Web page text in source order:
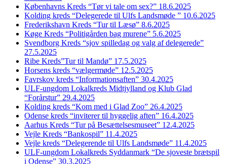
Københavns Kreds “Tør vi tale om sex?” 18.6.2025
Kolding kreds “Delegerede til Ulfs Landsmøde ” 10.6.2025
Frederikshavn Kreds “Tur til Læsø” 8.6.2025
Køge Kreds “Politigården bag murene” 5.6.2025
Svendborg Kreds “sjov spilledag og valg af delegerede”
27.5.2025
Ribe Kreds”Tur til Mandø” 17.5.2025
Horsens kreds “vælgermøde” 12.5.2025
Favrskov kreds “Informationsaften” 30.4.2025
ULF-ungdom Lokalkreds Midtjylland og Klub Glad
“Forårstur” 29.4.2025
Kolding kreds “Kom med i Glad Zoo” 26.4.2025
Odense kreds “inviterer til hyggelig aften” 16.4.2025
Aarhus Kreds “Tur på Besættelsesmuseet” 12.4.2025
Vejle Kreds “Bankospil” 11.4.2025
Vejle kreds “Delegerende til Ulfs Landsmøde” 11.4.2025
ULF-ungdom Lokalkreds Syddanmark “De sjoveste brætspil
i Odense” 30.3.2025